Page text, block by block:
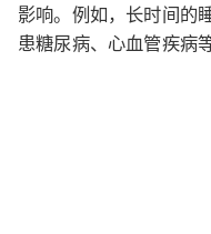
影响。例如，长时间的
患糖尿病、心血管疾病